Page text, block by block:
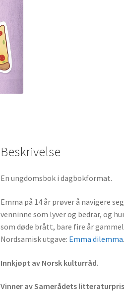
Beskrivelse
En ungdomsbok i dagbokformat.
Emma på 14 år prøver å navigere
venninne som lyver og bedrar, og
som døde brått, bare fire år
Nordsamisk utgave: Emma dilemma.
Innkjøpt av Norsk kulturråd.
Vinner av Samerådets litteraturpris